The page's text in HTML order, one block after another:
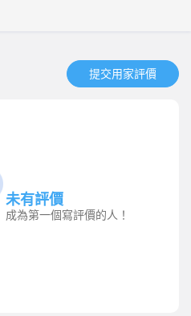
提交用家評價​
未有評價
成為第一個寫評價的人！